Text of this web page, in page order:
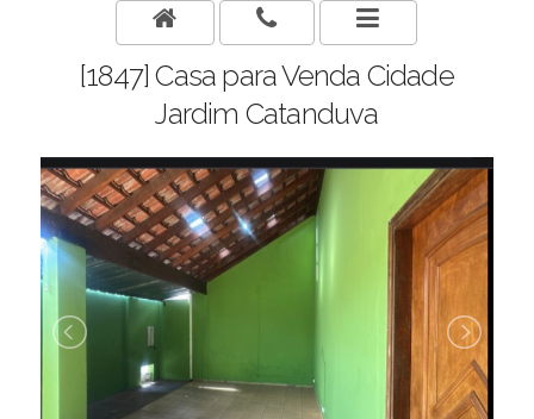
[1847] Casa para Venda Cidade
Jardim Catanduva